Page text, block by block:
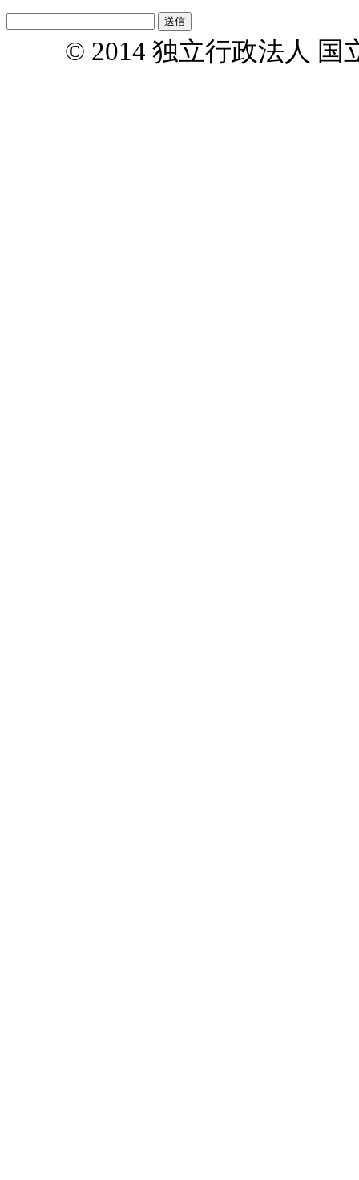
© 2014 独立行政法人 国